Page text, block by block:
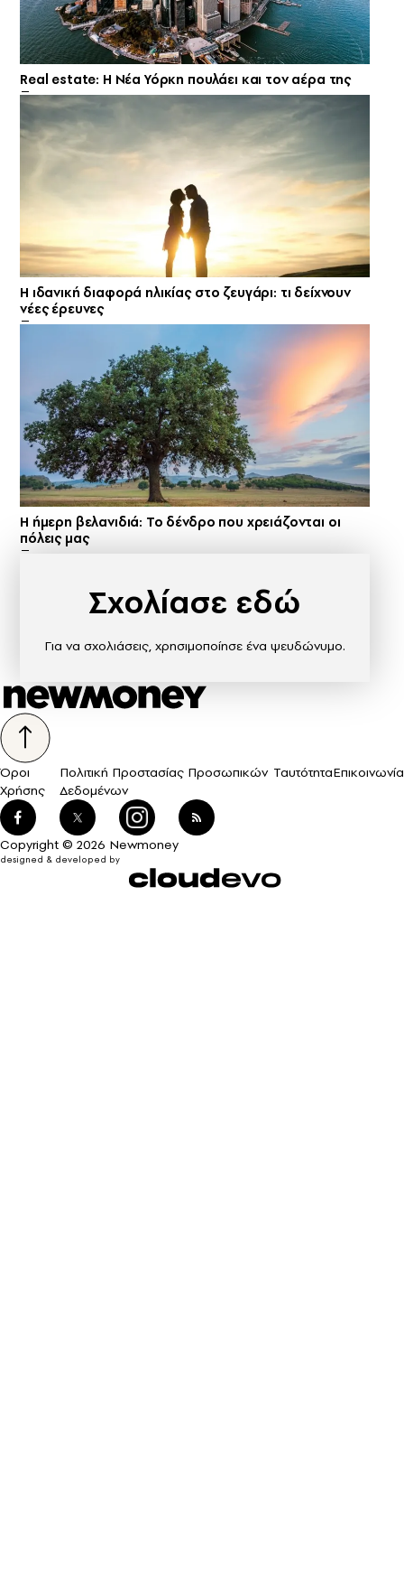
Real estate: H Νέα Υόρκη πουλάει και τον αέρα της
Η ιδανική διαφορά ηλικίας στο ζευγάρι: τι δείχνουν
νέες έρευνες
Η ήμερη βελανιδιά: Το δένδρο που χρειάζονται οι
πόλεις μας
Σχολίασε εδώ
Για να σχολιάσεις, χρησιμοποίησε ένα ψευδώνυμο.
Όροι
Χρήσης
Πολιτική Προστασίας Προσωπικών
Δεδομένων
ΤαυτότηταΕπικοινωνία
Copyright © 2026 Newmoney
designed & developed by